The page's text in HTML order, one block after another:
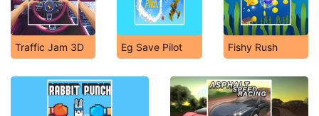
Traffic Jam 3D Eg Save Pilot Fishy Rush